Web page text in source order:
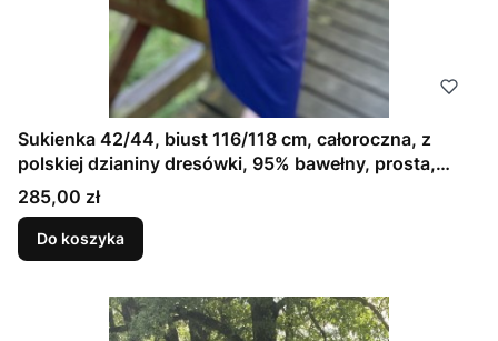
Sukienka 42/44, biust 116/118 cm, całoroczna, z
polskiej dzianiny dresówki, 95% bawełny, prosta,
elegancka, z kieszeniami, uniwersalna, GŁADKA,
Cena
285,00 zł
Do koszyka